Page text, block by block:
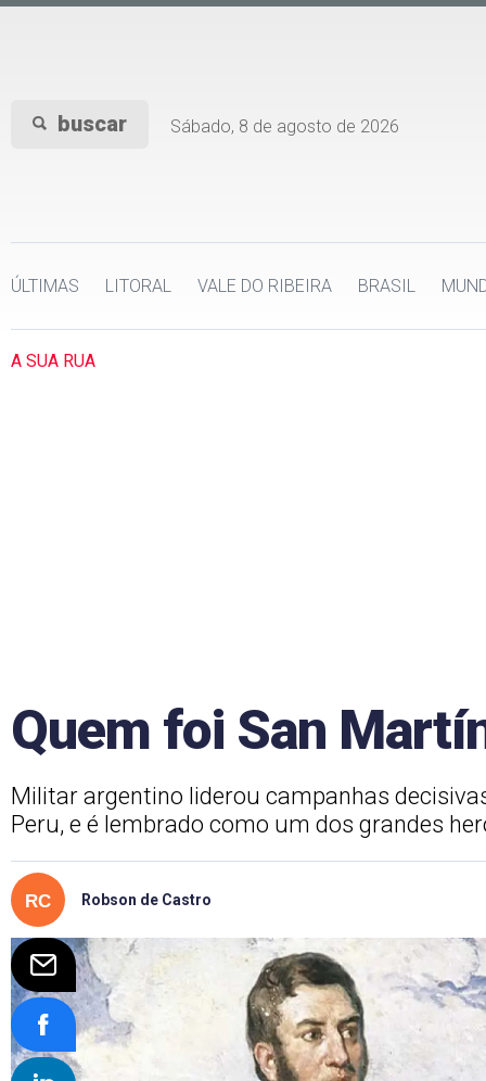
buscar Sábado, 8 de agosto de 2026
ÚLTIMAS LITORAL VALE DO RIBEIRA BRASIL
A SUA RUA
Quem foi San
Militar argentino liderou campanhas
Peru, e é lembrado como um dos grandes
Robson de Castro